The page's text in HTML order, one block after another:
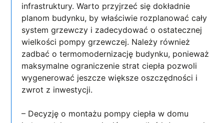
infrastruktury. Warto przyjrzeć się dokładnie
planom budynku, by właściwie rozplanować cały
system grzewczy i zadecydować o ostatecznej
wielkości pompy grzewczej. Należy również
zadbać o termomodernizację budynku, ponieważ
maksymalne ograniczenie strat ciepła pozwoli
wygenerować jeszcze większe oszczędności i
zwrot z inwestycji.
– Decyzję o montażu pompy ciepła w domu